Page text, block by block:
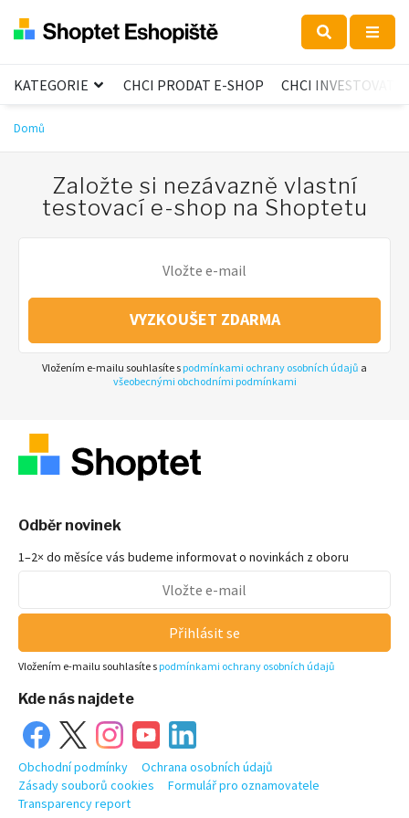
KATEGORIE CHCI PRODAT E-SHOP CHCI INVESTOVAT
Domů
Založte si nezávazně vlastní
testovací e-shop na Shoptetu
VYZKOUŠET ZDARMA
Vložením e-mailu souhlasíte s podmínkami ochrany osobních údajů a
všeobecnými obchodními podmínkami
Odběr novinek
1–2× do měsíce vás budeme informovat o novinkách z oboru
Přihlásit se
Vložením e-mailu souhlasíte s podmínkami ochrany osobních údajů
Kde nás najdete
Obchodní podmínky
Ochrana osobních údajů
Zásady souborů cookies
Formulář pro oznamovatele
Transparency report